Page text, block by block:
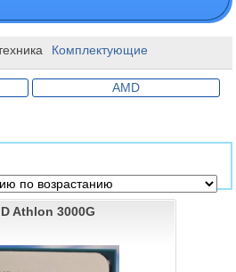
Комплектующие
AMD
Athlon 3000G